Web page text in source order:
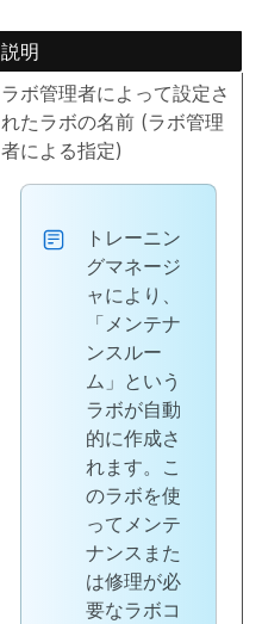
説明
ラボ管理者によって設定さ
れたラボの名前 (ラボ管理
者による指定)
トレーニン
グマネージ
ャにより、
「メンテナ
ンスルー
ム」という
ラボが自動
的に作成さ
れます。こ
のラボを使
ってメンテ
ナンスまた
は修理が必
要なラボコ